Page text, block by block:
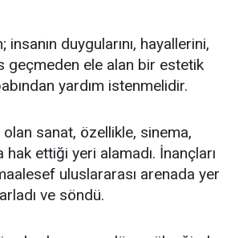
duygularını, hayallerini,
geçmeden ele alan bir estetik
yardım istenmelidir.
olan sanat, özellikle, sinema,
ettiği yeri alamadı. İnançları
uluslararası arenada yer
ve söndü.